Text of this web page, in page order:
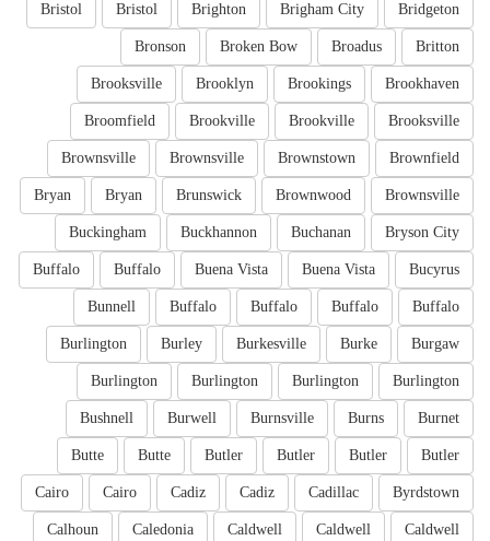
Bridgeton
Brigham City
Brighton
Bristol
Bristol
Britton
Broadus
Broken Bow
Bronson
Brookhaven
Brookings
Brooklyn
Brooksville
Brooksville
Brookville
Brookville
Broomfield
Brownfield
Brownstown
Brownsville
Brownsville
Brownsville
Brownwood
Brunswick
Bryan
Bryan
Bryson City
Buchanan
Buckhannon
Buckingham
Bucyrus
Buena Vista
Buena Vista
Buffalo
Buffalo
Buffalo
Buffalo
Buffalo
Buffalo
Bunnell
Burgaw
Burke
Burkesville
Burley
Burlington
Burlington
Burlington
Burlington
Burlington
Burnet
Burns
Burnsville
Burwell
Bushnell
Butler
Butler
Butler
Butler
Butte
Butte
Byrdstown
Cadillac
Cadiz
Cadiz
Cairo
Cairo
Caldwell
Caldwell
Caldwell
Caledonia
Calhoun